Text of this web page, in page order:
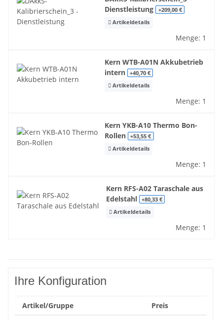
Dienstleistung +209,00 €
Artikeldetails
Menge: 1
Kern WTB-A01N Akkubetrieb
intern
+40,70 €
Artikeldetails
Menge: 1
Kern YKB-A10 Thermo Bon-
Rollen +53,55 €
Artikeldetails
Menge: 1
Kern RFS-A02 Taraschale aus
Edelstahl
+80,33 €
Artikeldetails
Menge: 1
Ihre Konfiguration
Artikel/Gruppe Preis